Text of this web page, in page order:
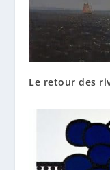
Le retour des